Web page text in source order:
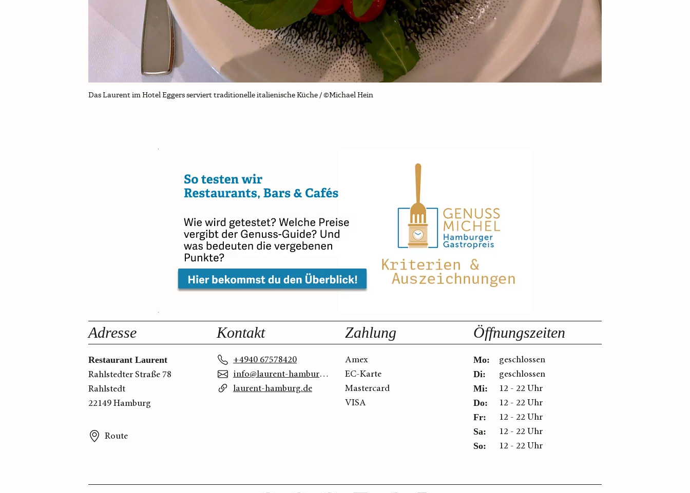
Das Laurent im Hotel Eggers serviert traditionelle italienische Küche / ©Michael Hein
Adresse
Restaurant Laurent
Rahlstedter Straße 78
Rahlstedt
22149 Hamburg
Route
Kontakt
+4940 67578420
info@laurent-hamburg.de
laurent-hamburg.de
Zahlung
Amex
EC-Karte
Mastercard
VISA
Öffnungszeiten
Mo: geschlossen
Di: geschlossen
Mi: 12 - 22 Uhr
Do: 12 - 22 Uhr
Fr: 12 - 22 Uhr
Sa: 12 - 22 Uhr
So: 12 - 22 Uhr